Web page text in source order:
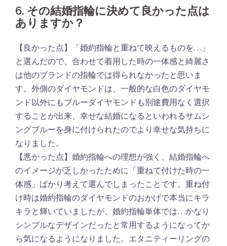
6. その結婚指輪に決めて良かった点は
ありますか？
【良かった点】「婚約指輪と重ねて映えるものを…」
と選んだので、合わせて着用した時の一体感と綺麗さ
は他のブランドの指輪では得られなかったと思いま
す。外側のダイヤモンドは、一般的な白色のダイヤモ
ンド以外にもブルーダイヤモンドも別途費用なく選択
することが出来、幸せな結婚になるといわれるサムシ
ングブルーを身に付けられたのでより幸せな気持ちに
なりました。
【悪かった点】婚約指輪への理想が強く、結婚指輪へ
のイメージが乏しかったために「重ねて付けた時の一
体感」ばかり考えて選んでしまったことです。重ね付
け時は婚約指輪のダイヤモンドのおかげで本当にキラ
キラと輝いていましたが、婚約指輪単体では…かなり
シンプルなデザインだったと常用するようになってか
ら気になるようになりました。エタニティーリングの